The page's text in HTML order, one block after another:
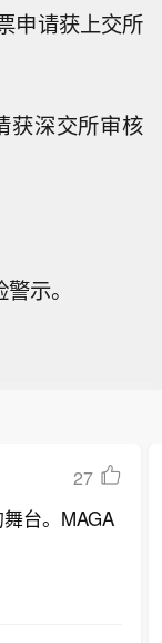
申请获上交所
获深交所审核
示。
27
台。MAGA